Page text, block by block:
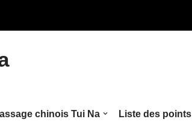
chinois Tui Na Liste des points